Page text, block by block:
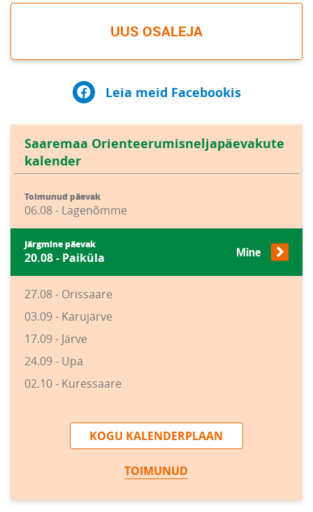
UUS OSALEJA
Leia meid Facebookis
Saaremaa Orienteerumisneljapäevakute
kalender
Toimunud päevak
06.08 - Lagenõmme
Järgmine päevak
20.08 - Paiküla Mine
27.08 - Orissaare
03.09 - Karujärve
17.09 - Järve
24.09 - Upa
02.10 - Kuressaare
KOGU KALENDERPLAAN
TOIMUNUD